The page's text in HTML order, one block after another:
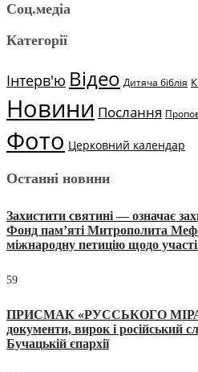
Соц.медіа
Категорії
Інтерв'ю Відео Дитяча біблія
Новини Послання
Фото Церковний календар
Останні новини
Захистити святині — означає
Фонд пам’яті Митрополита
міжнародну петицію щодо
59
ПРИСМАК «РУССЬКОГО МІРА»
документи, вирок і російський
Бучацькій єпархії